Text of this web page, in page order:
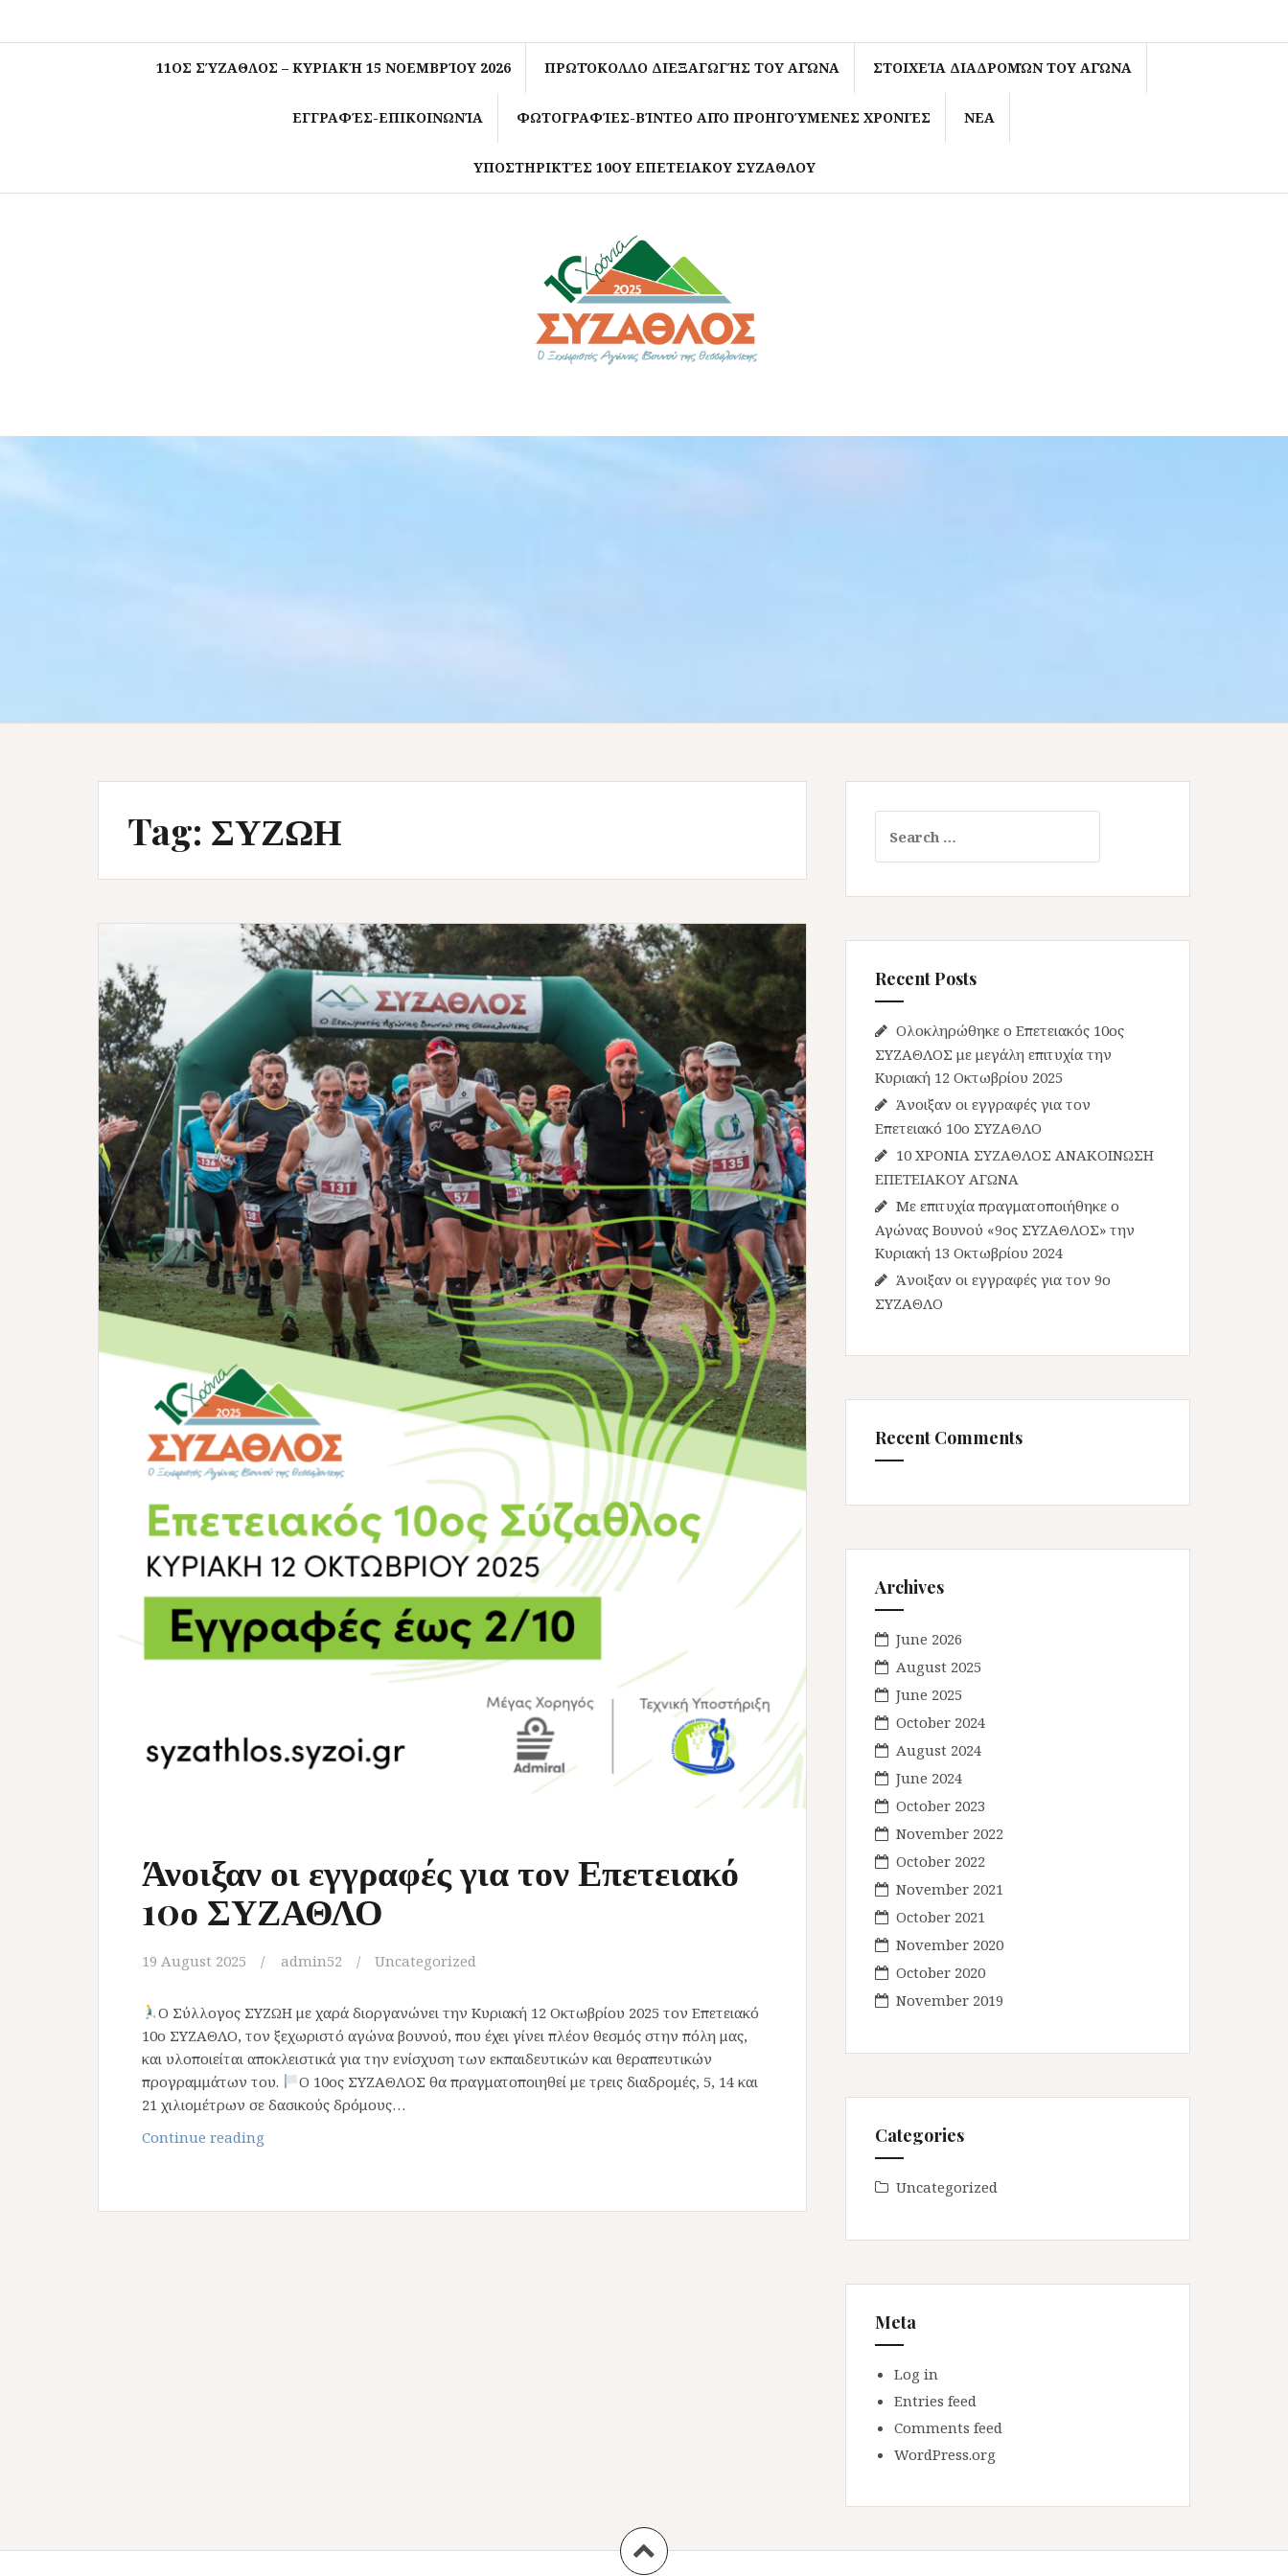
11ΟΣ ΣΎΖΑΘΛΟΣ – ΚΥΡΙΑΚΉ 15 ΝΟΕΜΒΡΊΟΥ 2026 ΠΡΩΤΌΚΟΛΛΟ ΔΙΕΞΑΓΩΓΉΣ ΤΟΥ ΑΓΏΝΑ ΣΤΟΙΧΕΊΑ ΔΙΑΔΡΟΜΏΝ ΤΟΥ ΑΓΏΝΑ
ΕΓΓΡΑΦΈΣ-ΕΠΙΚΟΙΝΩΝΊΑ ΦΩΤΟΓΡΑΦΊΕΣ-ΒΊΝΤΕΟ ΑΠΌ ΠΡΟΗΓΟΎΜΕΝΕΣ ΧΡΟΝΙΈΣ ΝΕΑ
ΥΠΟΣΤΗΡΙΚΤΈΣ 10ΟΥ ΕΠΕΤΕΙΑΚΟΥ ΣΥΖΑΘΛΟΥ
Tag: ΣΥΖΩΗ
Άνοιξαν οι εγγραφές για τον Επετειακό
10ο ΣΥΖΑΘΛΟ
19 August 2025 admin52 Uncategorized
Ο Σύλλογος ΣΥΖΩΗ με χαρά διοργανώνει την Κυριακή 12 Οκτωβρίου 2025 τον Επετειακό
10ο ΣΥΖΑΘΛΟ, τον ξεχωριστό αγώνα βουνού, που έχει γίνει πλέον θεσμός στην πόλη μας,
και υλοποιείται αποκλειστικά για την ενίσχυση των εκπαιδευτικών και θεραπευτικών
προγραμμάτων του.
Ο 10ος ΣΥΖΑΘΛΟΣ θα πραγματοποιηθεί με τρεις διαδρομές, 5, 14 και
21 χιλιομέτρων σε δασικούς δρόμους…
Continue reading
Recent Posts
Ολοκληρώθηκε ο Επετειακός 10ος
ΣΥΖΑΘΛΟΣ με μεγάλη επιτυχία την
Κυριακή 12 Οκτωβρίου 2025
Άνοιξαν οι εγγραφές για τον
Επετειακό 10ο ΣΥΖΑΘΛΟ
10 ΧΡΟΝΙΑ ΣΥΖΑΘΛΟΣ ΑΝΑΚΟΙΝΩΣΗ
ΕΠΕΤΕΙΑΚΟΥ ΑΓΩΝΑ
Με επιτυχία πραγματοποιήθηκε ο
Αγώνας Βουνού «9ος ΣΥΖΑΘΛΟΣ» την
Κυριακή 13 Οκτωβρίου 2024
Άνοιξαν οι εγγραφές για τον 9ο
ΣΥΖΑΘΛΟ
Recent Comments
Archives
June 2026
August 2025
June 2025
October 2024
August 2024
June 2024
October 2023
November 2022
October 2022
November 2021
October 2021
November 2020
October 2020
November 2019
Categories
Uncategorized
Meta
Log in
Entries feed
Comments feed
WordPress.org